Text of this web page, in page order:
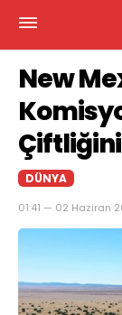
New
DÜNYA
01:41 — 02 Haziran